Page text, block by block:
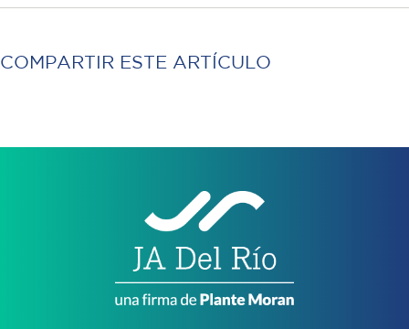
COMPARTIR ESTE ARTÍCULO